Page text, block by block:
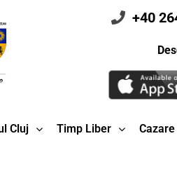
+40
Cluj Timp Liber Cazare